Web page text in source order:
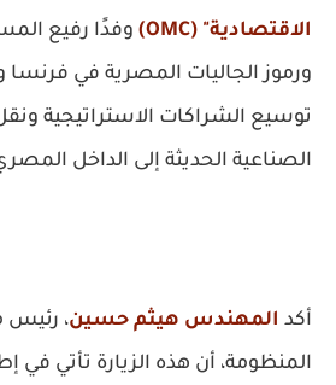
الاقتصادية" (OMC)
وفدًا رفيع
ورموز الجاليات المصرية في فرنسا
توسيع الشراكات الاستراتيجية
الصناعية الحديثة إلى الداخل
أكد المهندس هيثم حسين، رئيس
المنظومة، أن هذه الزيارة تأتي في